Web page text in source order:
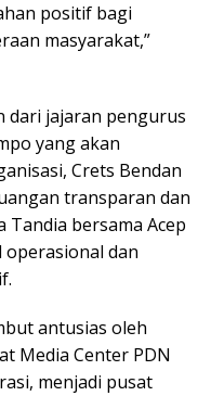
positif bagi
masyarakat,”
dari jajaran pengurus
yang akan
Crets Bendan
transparan dan
bersama Acep
operasional dan
antusias oleh
Media Center PDN
menjadi pusat